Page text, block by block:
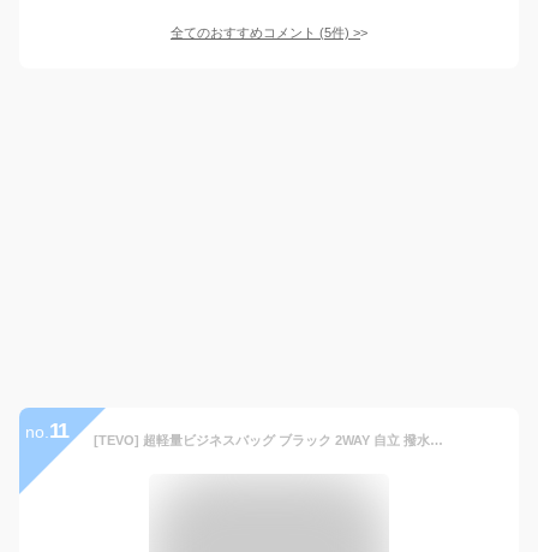
全てのおすすめコメント (5件) >
no. 11 [TEVO] 超軽量ビジネスバッグ ブラック 2WAY 自立 撥水 リクルート 就職活動 通勤 メンズ レディース 男女兼用 TL-0025